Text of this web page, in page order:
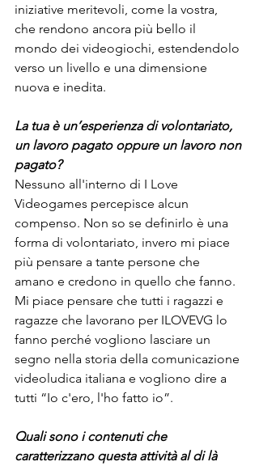
iniziative meritevoli, come la vostra,
che rendono ancora più bello il
mondo dei videogiochi, estendendolo
verso un livello e una dimensione
nuova e inedita.
La tua è un’esperienza di volontariato,
un lavoro pagato oppure un lavoro non
pagato?
Nessuno all'interno di I Love
Videogames percepisce alcun
compenso. Non so se definirlo è una
forma di volontariato, invero mi piace
più pensare a tante persone che
amano e credono in quello che fanno.
Mi piace pensare che tutti i ragazzi e
ragazze che lavorano per ILOVEVG lo
fanno perché vogliono lasciare un
segno nella storia della comunicazione
videoludica italiana e vogliono dire a
tutti “Io c'ero, l'ho fatto io”.
Quali sono i contenuti che
caratterizzano questa attività al di là